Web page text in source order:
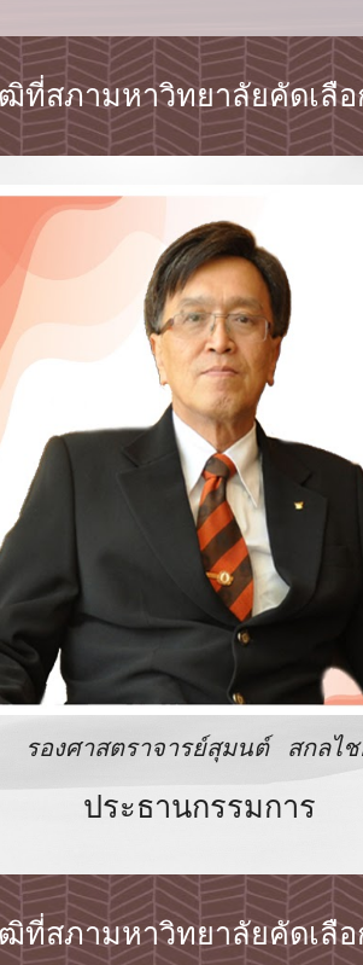
สภามหาวิทยาลัยคัดเลื
รองศาสตราจารย์สุมนต์ สกลไ
ประธานกรรมการ
สภามหาวิทยาลัยคัดเลื